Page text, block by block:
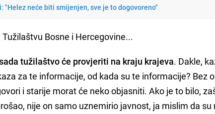
"Helez neće biti smijenjen, sve je to dogovoreno"
Bosne i Hercegovine...
tužilaštvo će provjeriti na kraju krajeva. Dakle,
za te informacije, od kada su te informacije? Bez
i starije morat će neko objasniti. Ako je to bilo,
nije on samo uznemirio javnost, ja mislim da su